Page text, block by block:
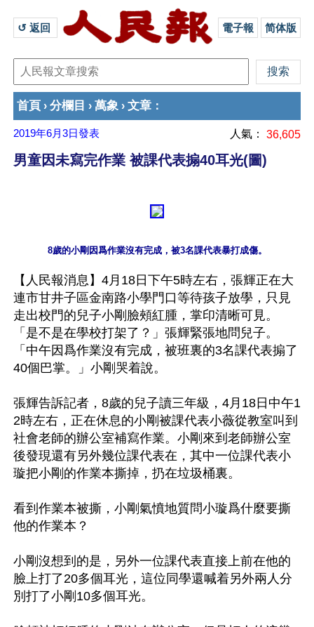
↺ 返回 電子報 简体版
首頁 › 分欄目 › 萬象 › 文章 ：
2019年6月3日發表 人氣： 36,605
男童因未寫完作業 被課代表搧40耳光(圖)
【人民報消息】4月18日下午5時左右，張輝正在大
連市甘井子區金南路小學門口等待孩子放學，只見
走出校門的兒子小剛臉頰紅腫，掌印清晰可見。
「是不是在學校打架了？」張輝緊張地問兒子。
「中午因爲作業沒有完成，被班裏的3名課代表搧了
40個巴掌。」小剛哭着說。
張輝告訴記者，8歲的兒子讀三年級，4月18日中午1
2時左右，正在休息的小剛被課代表小薇從教室叫到
社會老師的辦公室補寫作業。小剛來到老師辦公室
後發現還有另外幾位課代表在，其中一位課代表小
璇把小剛的作業本撕掉，扔在垃圾桶裏。
看到作業本被撕，小剛氣憤地質問小璇爲什麼要撕
他的作業本？
小剛沒想到的是，另外一位課代表直接上前在他的
臉上打了20多個耳光，這位同學還喊着另外兩人分
別打了小剛10多個耳光。